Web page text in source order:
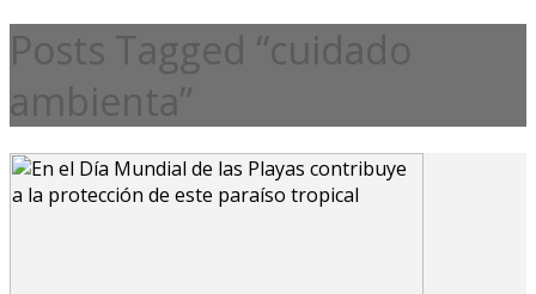
Posts Tagged “cuidado
ambienta”